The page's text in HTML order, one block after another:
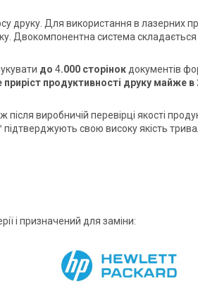
друку. Для використання в лазерних
Двокомпонентна система
до 4.000 сторінок документів
приріст продуктивності друку майже в
виробничій перевірці якості
підтверджують свою високу якість
і призначений для заміни: